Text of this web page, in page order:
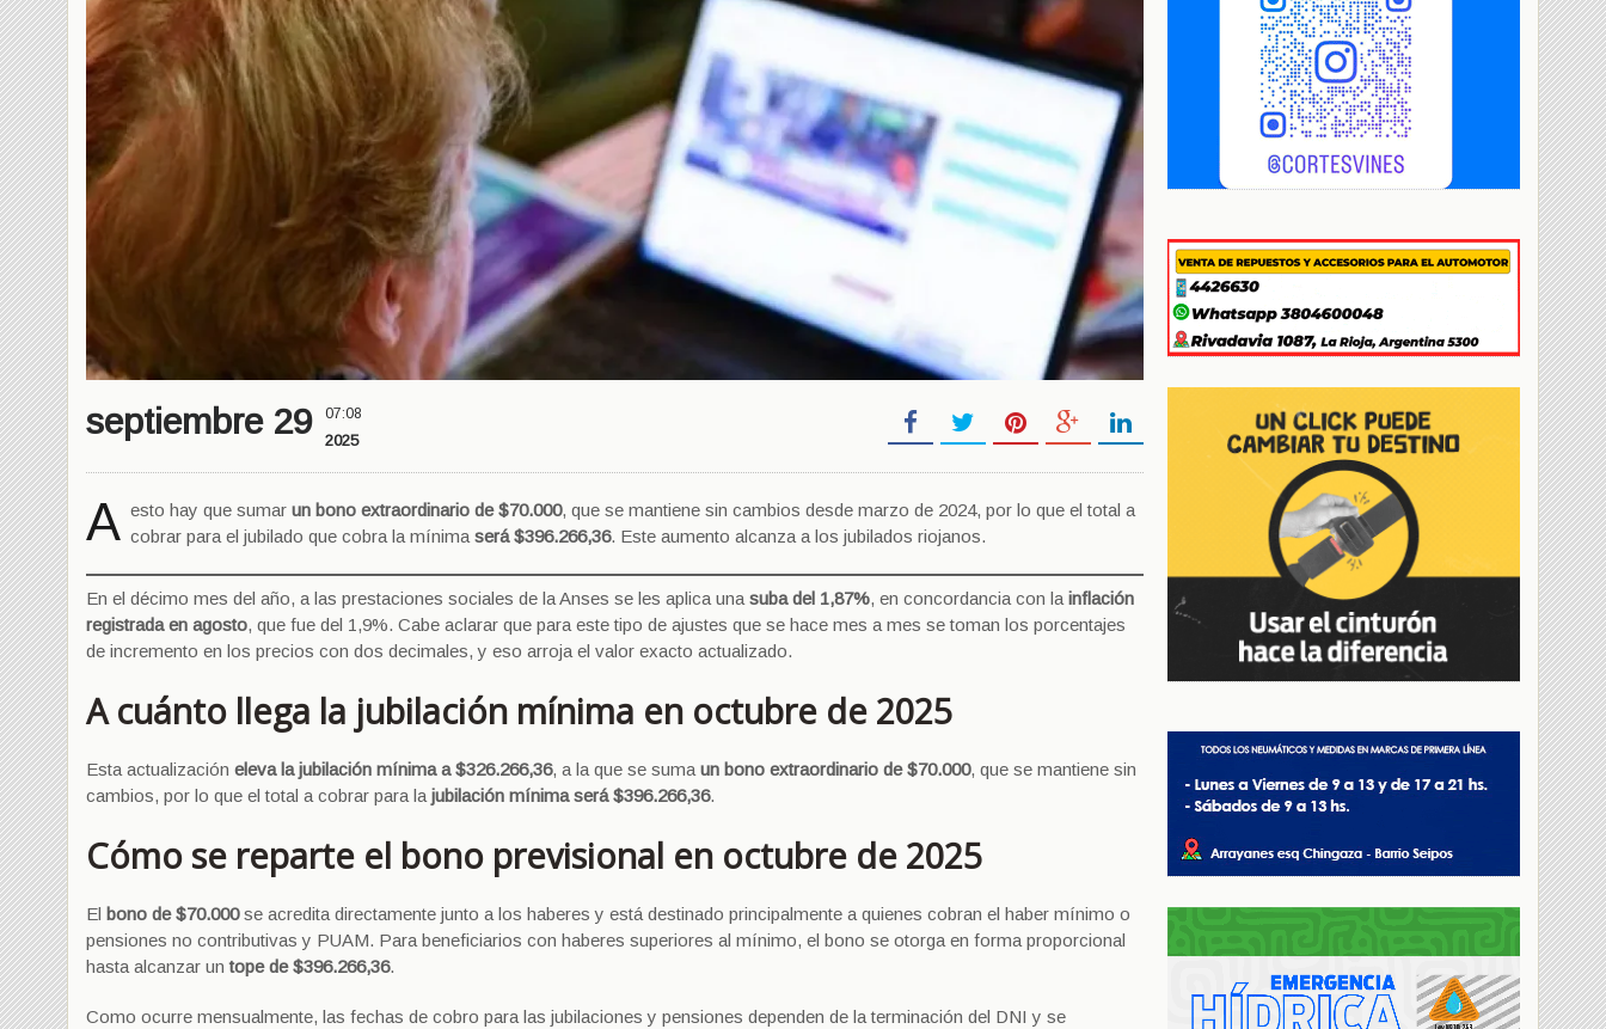
septiembre 29 07:08
2025
A esto hay que sumar un bono extraordinario de $70.000, que se mantiene sin cambios desde marzo de 2024, por lo que el total a
cobrar para el jubilado que cobra la mínima será $396.266,36. Este aumento alcanza a los jubilados riojanos.
En el décimo mes del año, a las prestaciones sociales de la Anses se les aplica una suba del 1,87%, en concordancia con la inflación
registrada en agosto, que fue del 1,9%. Cabe aclarar que para este tipo de ajustes que se hace mes a mes se toman los porcentajes
de incremento en los precios con dos decimales, y eso arroja el valor exacto actualizado.
A cuánto llega la jubilación mínima en octubre de 2025
Esta actualización eleva la jubilación mínima a $326.266,36, a la que se suma un bono extraordinario de $70.000, que se mantiene sin
cambios, por lo que el total a cobrar para la jubilación mínima será $396.266,36.
Cómo se reparte el bono previsional en octubre de 2025
El bono de $70.000se acredita directamente junto a los haberes y está destinado principalmente a quienes cobran el haber mínimo o
pensiones no contributivas y PUAM. Para beneficiarios con haberes superiores al mínimo, el bono se otorga en forma proporcional
hasta alcanzar untope de $396.266,36.
Como ocurre mensualmente, las fechas de cobro para las jubilaciones y pensiones dependen de la terminación del DNI y se